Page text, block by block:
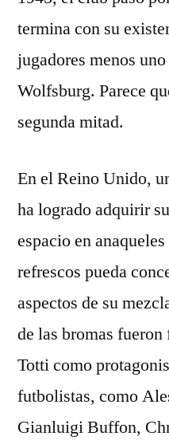
termina con su
jugadores menos
Wolfsburg. Parece
segunda mitad.
En el Reino Unido,
ha logrado adquirir
espacio en
refrescos pueda
aspectos de su
de las bromas
Totti como
futbolistas, como
Gianluigi Buffon,